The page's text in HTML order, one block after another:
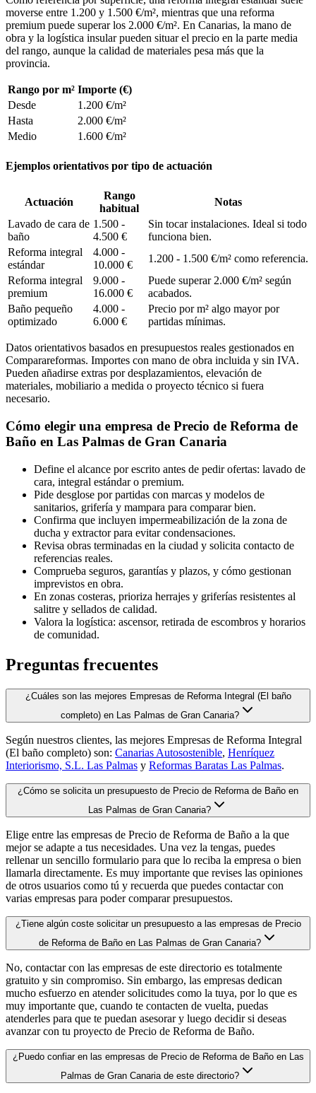
moverse entre 1.200 y 1.500 €/m², mientras que una reforma
premium puede superar los 2.000 €/m². En Canarias, la mano de
obra y la logística insular pueden situar el precio en la parte media
del rango, aunque la calidad de materiales pesa más que la
provincia.
Rango por m² Importe (€)
Desde
1.200 €/m²
Hasta
2.000 €/m²
Medio
1.600 €/m²
Ejemplos orientativos por tipo de actuación
Actuación
Rango
habitual
Notas
Lavado de cara de
baño
1.500 -
4.500 €
Sin tocar instalaciones. Ideal si todo
funciona bien.
Reforma integral
estándar
4.000 -
10.000 €
1.200 - 1.500 €/m² como referencia.
Reforma integral
premium
9.000 -
16.000 €
Puede superar 2.000 €/m² según
acabados.
Baño pequeño
optimizado
4.000 -
6.000 €
Precio por m² algo mayor por
partidas mínimas.
Datos orientativos basados en presupuestos reales gestionados en
Comparareformas. Importes con mano de obra incluida y sin IVA.
Pueden añadirse extras por desplazamientos, elevación de
materiales, mobiliario a medida o proyecto técnico si fuera
necesario.
Cómo elegir una empresa de Precio de Reforma de
Baño en Las Palmas de Gran Canaria
Define el alcance por escrito antes de pedir ofertas: lavado de
cara, integral estándar o premium.
Pide desglose por partidas con marcas y modelos de
sanitarios, grifería y mampara para comparar bien.
Confirma que incluyen impermeabilización de la zona de
ducha y extractor para evitar condensaciones.
Revisa obras terminadas en la ciudad y solicita contacto de
referencias reales.
Comprueba seguros, garantías y plazos, y cómo gestionan
imprevistos en obra.
En zonas costeras, prioriza herrajes y griferías resistentes al
salitre y sellados de calidad.
Valora la logística: ascensor, retirada de escombros y horarios
de comunidad.
Preguntas frecuentes
¿Cuáles son las mejores Empresas de Reforma Integral (El baño
completo) en Las Palmas de Gran Canaria?
Según nuestros clientes, las mejores Empresas de Reforma Integral
(El baño completo) son: Canarias Autosostenible, Henríquez
Interiorismo, S.L. Las Palmas y Reformas Baratas Las Palmas.
¿Cómo se solicita un presupuesto de Precio de Reforma de Baño en
Las Palmas de Gran Canaria?
Elige entre las empresas de Precio de Reforma de Baño a la que
mejor se adapte a tus necesidades. Una vez la tengas, puedes
rellenar un sencillo formulario para que lo reciba la empresa o bien
llamarla directamente. Es muy importante que revises las opiniones
de otros usuarios como tú y recuerda que puedes contactar con
varias empresas para poder comparar presupuestos.
¿Tiene algún coste solicitar un presupuesto a las empresas de Precio
de Reforma de Baño en Las Palmas de Gran Canaria?
No, contactar con las empresas de este directorio es totalmente
gratuito y sin compromiso. Sin embargo, las empresas dedican
mucho esfuerzo en atender solicitudes como la tuya, por lo que es
muy importante que, cuando te contacten de vuelta, puedas
atenderles para que te puedan asesorar y luego decidir si deseas
avanzar con tu proyecto de Precio de Reforma de Baño.
¿Puedo confiar en las empresas de Precio de Reforma de Baño en Las
Palmas de Gran Canaria de este directorio?